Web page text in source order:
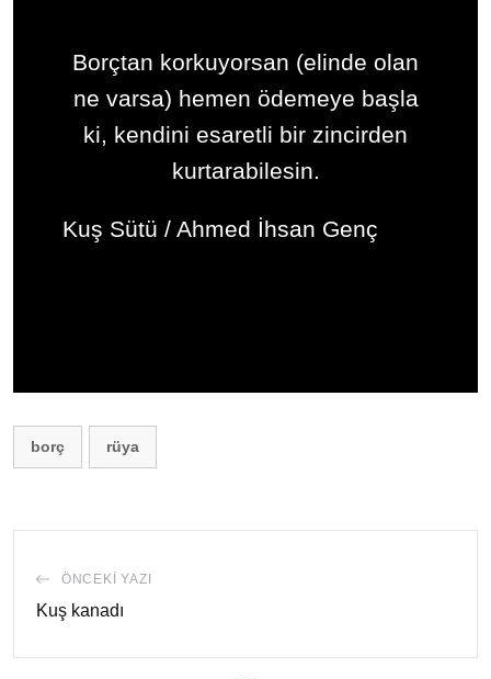
Borçtan korkuyorsan (elinde olan
ne varsa) hemen ödemeye başla
ki, kendini esaretli bir zincirden
kurtarabilesin.
Kuş Sütü / Ahmed İhsan Genç
borç rüya
ÖNCEKI YAZI
Kuş kanadı